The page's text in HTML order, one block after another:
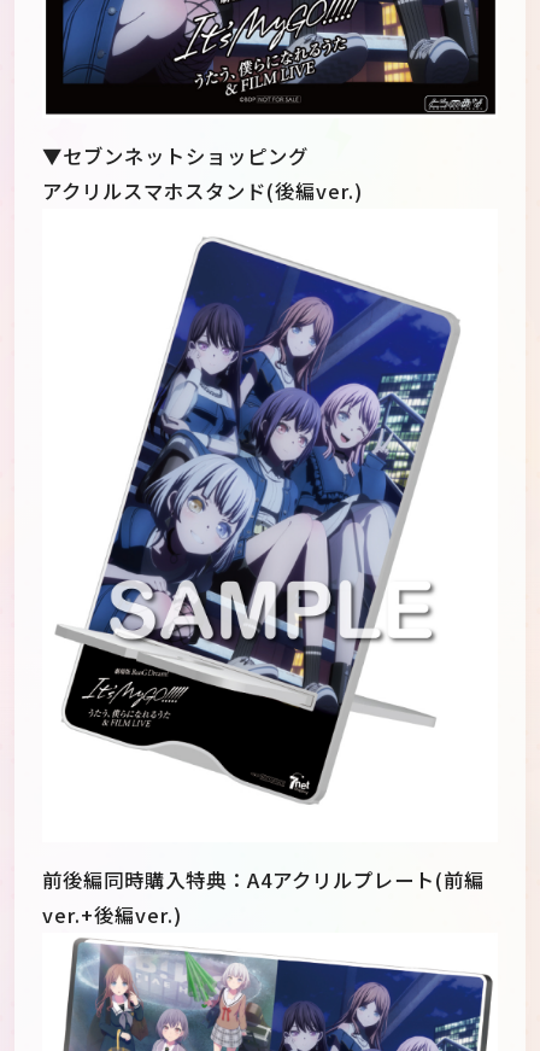
▼セブンネットショッピング
アクリルスマホスタンド(後編ver.)
前後編同時購入特典：A4アクリルプレート(前編
ver.+後編ver.)